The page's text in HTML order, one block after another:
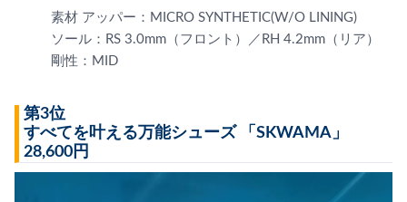
素材 アッパー：MICRO SYNTHETIC(W/O LINING)
ソール：RS 3.0mm（フロント）／RH 4.2mm（リア）
剛性：MID
第3位
すべてを叶える万能シューズ 「SKWAMA」
28,600円